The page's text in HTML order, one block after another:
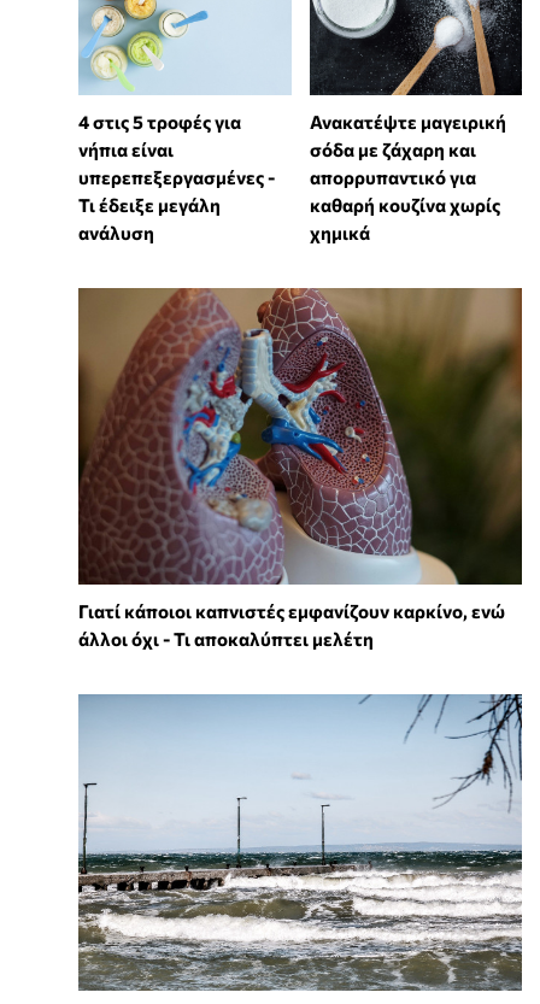
4 στις 5 τροφές για
νήπια είναι
υπερεπεξεργασμένες -
Τι έδειξε μεγάλη
ανάλυση
Ανακατέψτε μαγειρική
σόδα με ζάχαρη και
απορρυπαντικό για
καθαρή κουζίνα χωρίς
χημικά
Γιατί κάποιοι καπνιστές εμφανίζουν καρκίνο, ενώ
άλλοι όχι - Τι αποκαλύπτει μελέτη